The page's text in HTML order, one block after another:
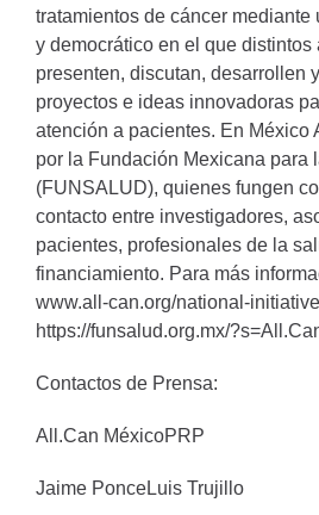
tratamientos de cáncer mediante
y democrático en el que distintos
presenten, discutan, desarrollen
proyectos e ideas innovadoras
atención a pacientes. En México
por la Fundación Mexicana para
(FUNSALUD), quienes fungen
contacto entre investigadores,
pacientes, profesionales de la
financiamiento. Para más
www.all-can.org/national-
https://funsalud.org.mx/
Contactos de Prensa:
All.Can MéxicoPRP
Jaime PonceLuis Trujillo